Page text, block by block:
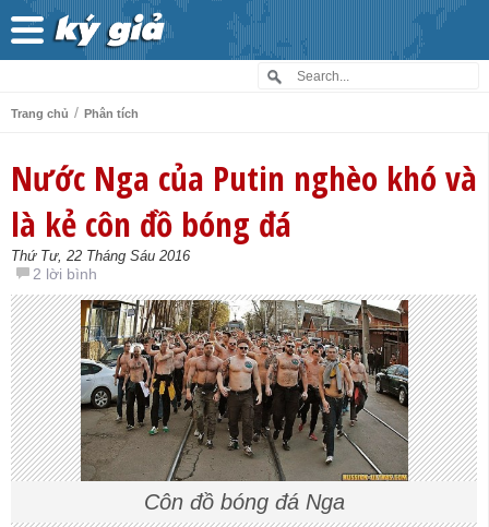
Trang chủ / Phân tích
Nước Nga của Putin nghèo khó và
là kẻ côn đồ bóng đá
Thứ Tư, 22 Tháng Sáu 2016
2 lời bình
Côn đồ bóng đá Nga